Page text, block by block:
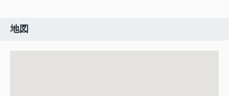
地図